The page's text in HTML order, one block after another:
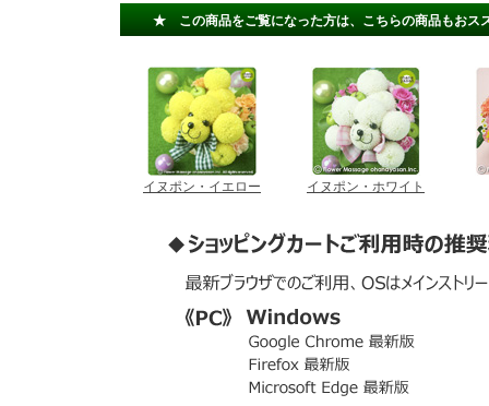
★ この商品をご覧になった方は、こちらの商品もお
イヌポン・イエロー イヌポン・ホワイト